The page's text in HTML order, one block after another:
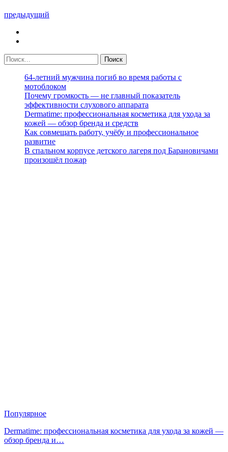
предыдущий
64-летний мужчина погиб во время работы с
мотоблоком
Почему громкость — не главный показатель
эффективности слухового аппарата
Dermatime: профессиональная косметика для ухода за
кожей — обзор бренда и средств
Как совмещать работу, учёбу и профессиональное
развитие
В спальном корпусе детского лагеря под Барановичами
произошёл пожар
Популярное
Dermatime: профессиональная косметика для ухода за кожей —
обзор бренда и…